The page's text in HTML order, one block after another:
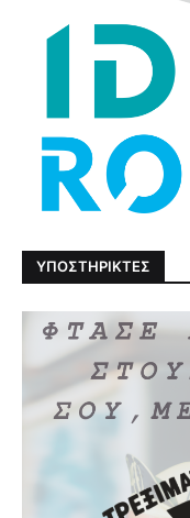
ΥΠΟΣΤΗΡΙΚΤΕΣ